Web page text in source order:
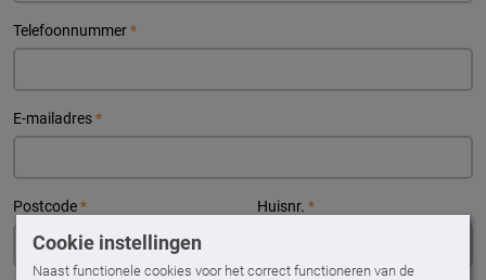
Cookie instellingen
Naast functionele cookies voor het correct functioneren van de
Telefoonnummer*
E-mailadres*
Postcode* Huisnr. *